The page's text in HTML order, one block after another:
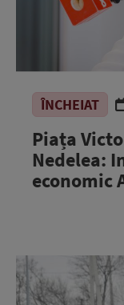
ÎNCHEIAT
Piața
Nedelea:
economic